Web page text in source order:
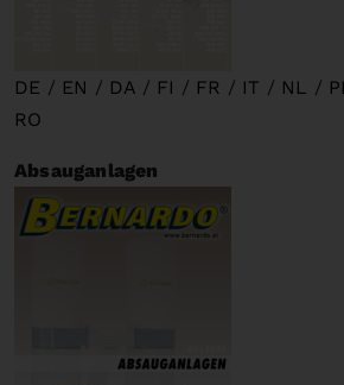
DE / EN / DA / FI / FR / IT / NL /
RO
Absauganlagen